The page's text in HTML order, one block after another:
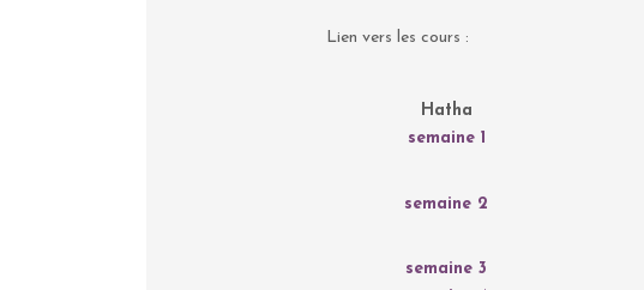
Lien vers les cours :
Hatha
semaine 1
semaine 2
semaine 3